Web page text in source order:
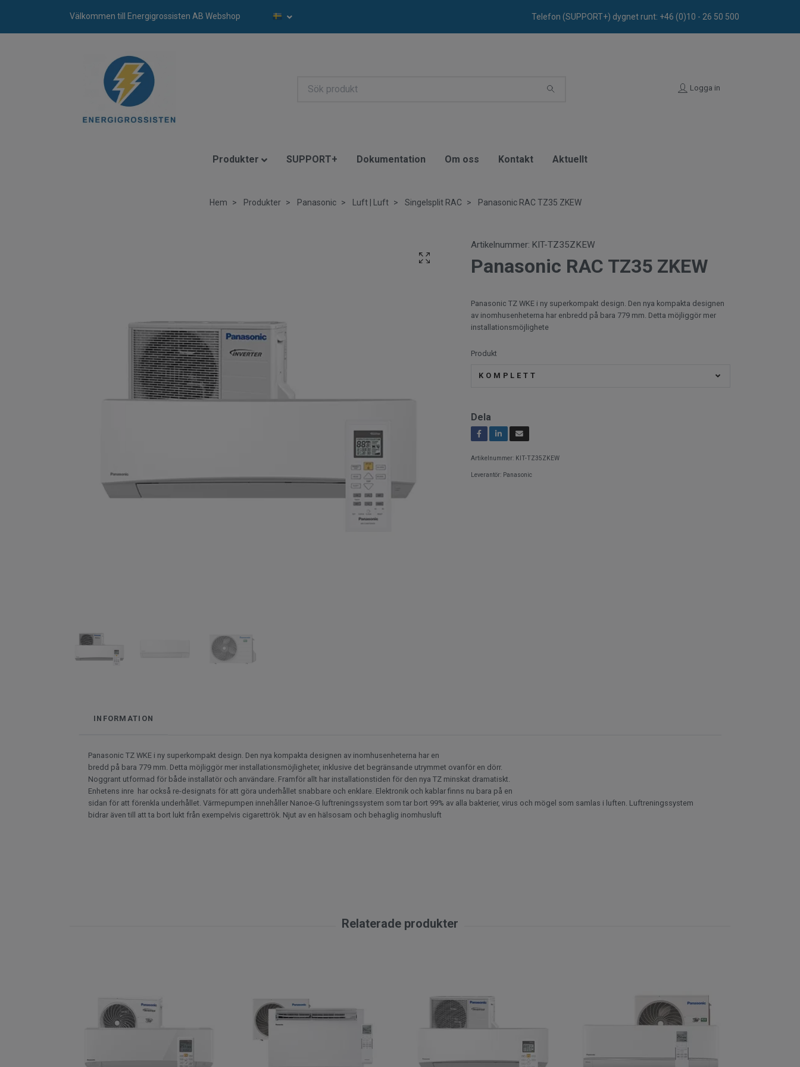
Välkommen till Energigrossisten AB Webshop Telefon (SUPPORT+) dygnet runt: +46 (0)10 - 26 50 500
Logga in
Produkter SUPPORT+ Dokumentation Om oss Kontakt Aktuellt
Hem Produkter Panasonic Luft | Luft Singelsplit RAC Panasonic RAC TZ35 ZKEW
Artikelnummer: KIT-TZ35ZKEW
Panasonic RAC TZ35 ZKEW
Panasonic TZ WKE i ny superkompakt design. Den nya kompakta designen
av inomhusenheterna har enbredd på bara 779 mm. Detta möjliggör mer
installationsmöjlighete
Produkt
KOMPLETT
Dela
Artikelnummer: KIT-TZ35ZKEW
Leverantör: Panasonic
INFORMATION
Panasonic TZ WKE i ny superkompakt design. Den nya kompakta designen av inomhusenheterna har en
bredd på bara 779 mm. Detta möjliggör mer installationsmöjligheter, inklusive det begränsande utrymmet ovanför en dörr.
Noggrant utformad för både installatör och användare. Framför allt har installationstiden för den nya TZ minskat dramatiskt.
Enhetens inre har också re-designats för att göra underhållet snabbare och enklare. Elektronik och kablar finns nu bara på en
sidan för att förenkla underhållet. Värmepumpen innehåller Nanoe-G luftreningssystem som tar bort 99% av alla bakterier, virus och mögel som samlas i luften. Luftreningssystem
bidrar även till att ta bort lukt från exempelvis cigarettrök. Njut av en hälsosam och behaglig inomhusluft